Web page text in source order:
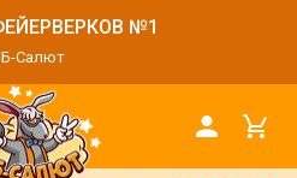
№1
Салют